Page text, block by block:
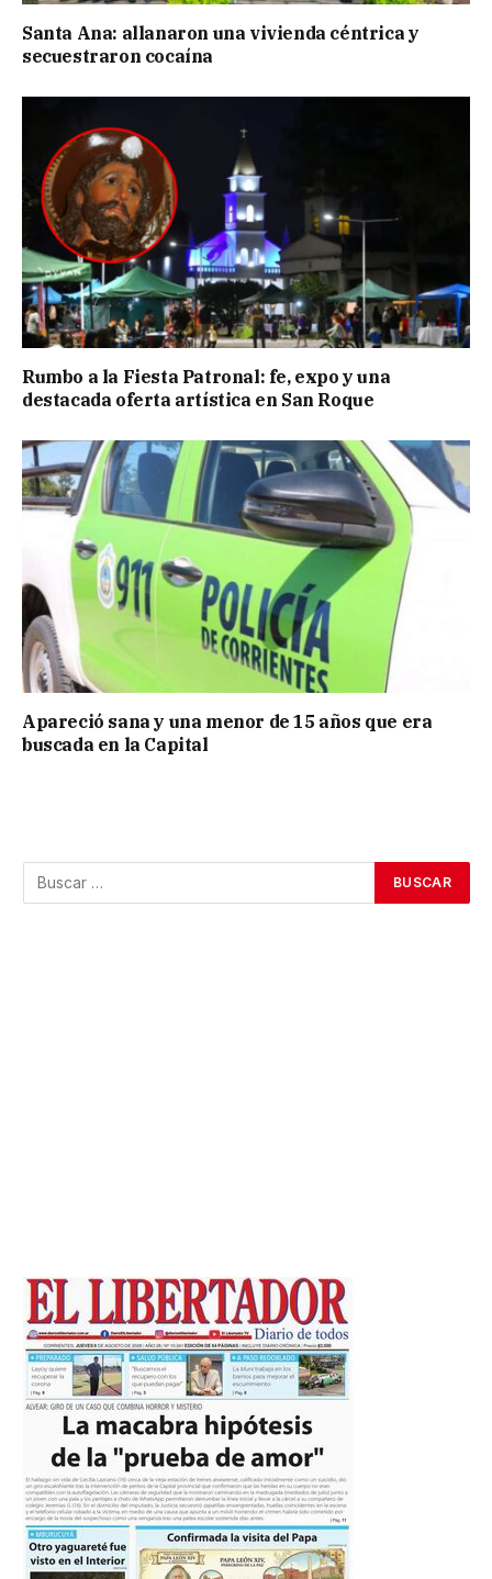
Santa Ana: allanaron una vivienda céntrica y
secuestraron cocaína
Rumbo a la Fiesta Patronal: fe, expo y una
destacada oferta artística en San Roque
Apareció sana y una menor de 15 años que era
buscada en la Capital